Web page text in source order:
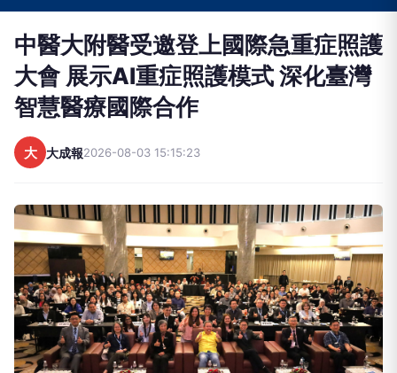
中醫大附醫受邀登上國際急重症照護
大會 展示AI重症照護模式 深化臺灣
智慧醫療國際合作
大 大成報2026-08-03 15:15:23